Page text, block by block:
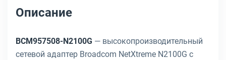
Описание
BCM957508-N2100G — высокопроизводительный
сетевой адаптер Broadcom NetXtreme N2100G с